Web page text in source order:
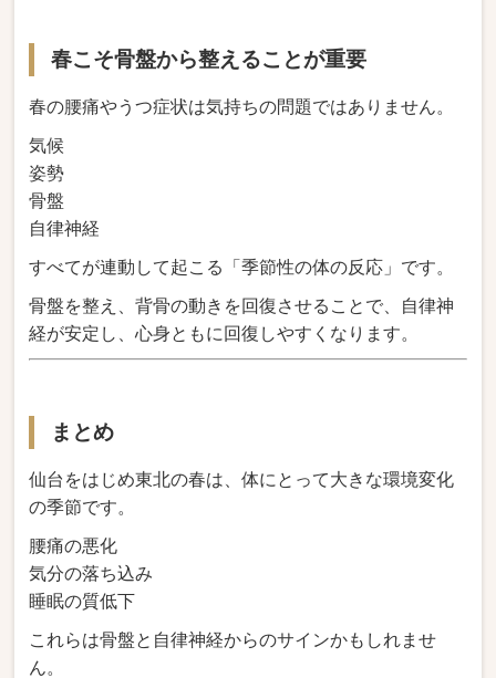
春こそ骨盤から整えることが重要
春の腰痛やうつ症状は気持ちの問題ではありません。
気候
姿勢
骨盤
自律神経
すべてが連動して起こる「季節性の体の反応」です。
骨盤を整え、背骨の動きを回復させることで、自律神
経が安定し、心身ともに回復しやすくなります。
まとめ
仙台をはじめ東北の春は、体にとって大きな環境変化
の季節です。
腰痛の悪化
気分の落ち込み
睡眠の質低下
これらは骨盤と自律神経からのサインかもしれませ
ん。